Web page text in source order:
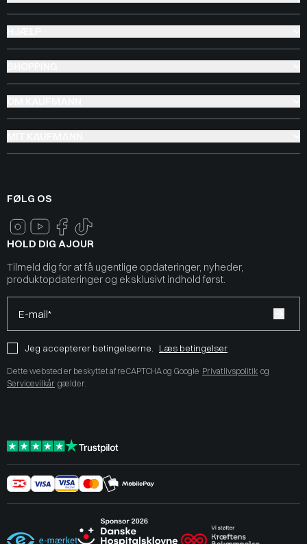
FØLG OS
HOLD DIG AJOUR
Tilmeld dig for at få ugentlige opdateringer, nyheder,
produktopdateringer og eksklusivt indhold først.
E-mail*
Jeg accepterer betingelserne. Læs betingelser
Dette websted er beskyttet af reCAPTCHA og Google Privatlivspolitik og
Servicevilkår gælder.